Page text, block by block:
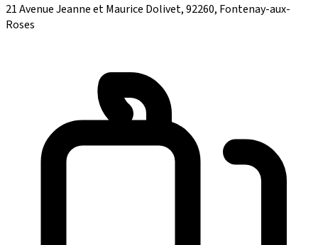
21 Avenue Jeanne et Maurice Dolivet, 92260, Fontenay-aux-
Roses